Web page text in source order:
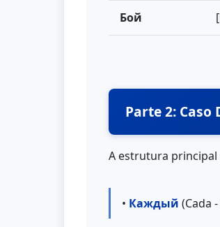
Бой
Parte 2: Caso
A estrutura principal
• Каждый (Cada